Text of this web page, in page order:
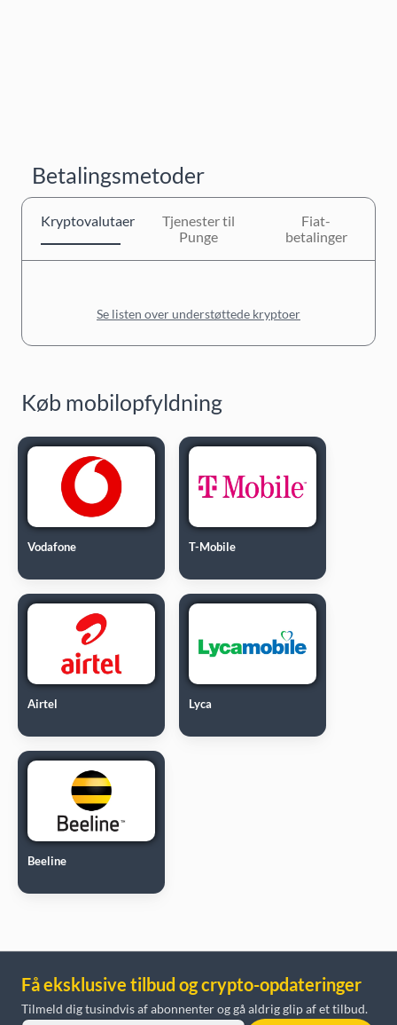
Betalingsmetoder
Kryptovalutaer
Tjenester til
Punge
Fiat-
betalinger
Se listen over understøttede kryptoer
Køb mobilopfyldning
Vodafone T-Mobile
Airtel Lyca
Beeline
Få eksklusive tilbud og crypto-opdateringer
Tilmeld dig tusindvis af abonnenter og gå aldrig glip af et tilbud.